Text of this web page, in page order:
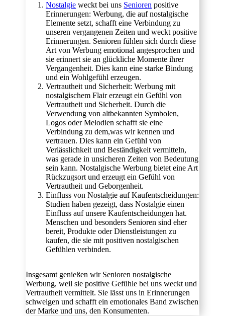
Nostalgie weckt bei uns Senioren positive
Erinnerungen: Werbung, die auf nostalgische
Elemente setzt, schafft eine Verbindung zu
unseren vergangenen Zeiten und weckt positive
Erinnerungen. Senioren fühlen sich durch diese
Art von Werbung emotional angesprochen und
sie erinnert sie an glückliche Momente ihrer
Vergangenheit. Dies kann eine starke Bindung
und ein Wohlgefühl erzeugen.
Vertrautheit und Sicherheit: Werbung mit
nostalgischem Flair erzeugt ein Gefühl von
Vertrautheit und Sicherheit. Durch die
Verwendung von altbekannten Symbolen,
Logos oder Melodien schafft sie eine
Verbindung zu dem,was wir kennen und
vertrauen. Dies kann ein Gefühl von
Verlässlichkeit und Beständigkeit vermitteln,
was gerade in unsicheren Zeiten von Bedeutung
sein kann. Nostalgische Werbung bietet eine Art
Rückzugsort und erzeugt ein Gefühl von
Vertrautheit und Geborgenheit.
Einfluss von Nostalgie auf Kaufentscheidungen:
Studien haben gezeigt, dass Nostalgie einen
Einfluss auf unsere Kaufentscheidungen hat.
Menschen und besonders Senioren sind eher
bereit, Produkte oder Dienstleistungen zu
kaufen, die sie mit positiven nostalgischen
Gefühlen verbinden.
Insgesamt genießen wir Senioren nostalgische
Werbung, weil sie positive Gefühle bei uns weckt und
Vertrautheit vermittelt. Sie lässt uns in Erinnerungen
schwelgen und schafft ein emotionales Band zwischen
der Marke und uns, den Konsumenten.